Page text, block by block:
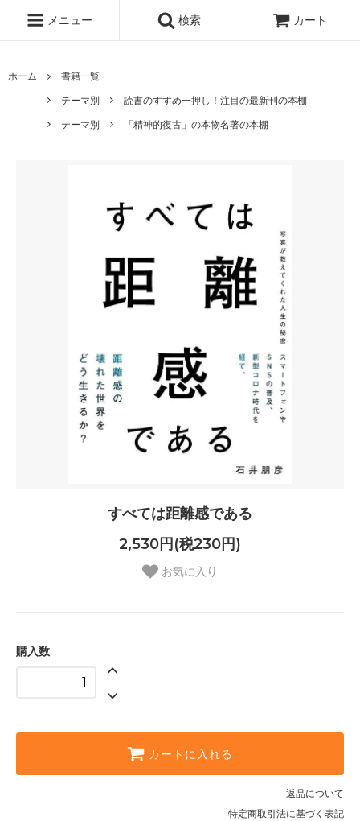
メニュー 検索 カート
ホーム
書籍一覧
テーマ別
読書のすすめ一押し！注目の最新刊の本棚
テーマ別
「精神的復古」の本物名著の本棚
すべては距離感である
2,530円(税230円)
お気に入り
購入数
カートに入れる
返品について
特定商取引法に基づく表記